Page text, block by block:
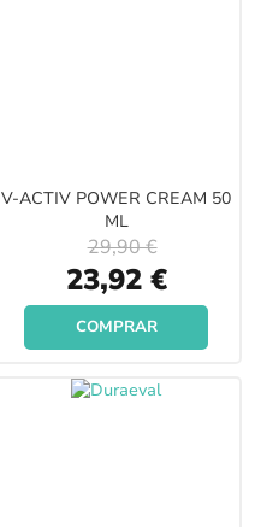
V-ACTIV POWER CREAM 50
ML
Special
Price
23,92 €
29,90 €
COMPRAR